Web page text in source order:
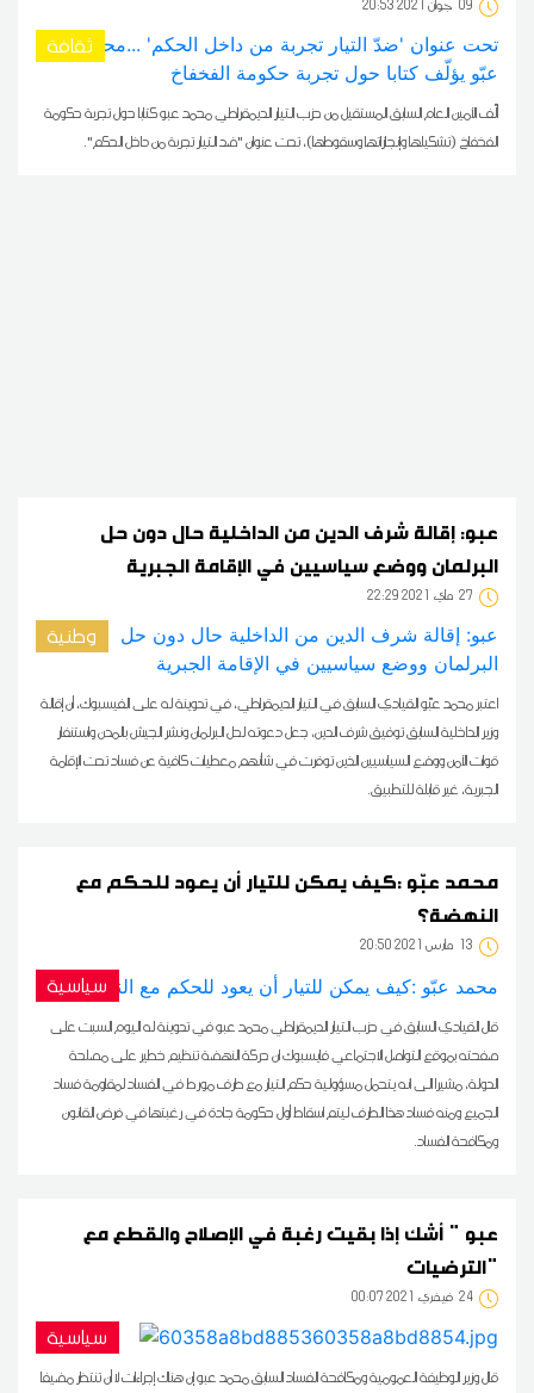
09 20:53 2021 جوان
ثقافة
ألّف الأمين العام السابق المستقيل من حزب التيار الديمقراطي محمد عبو كتابا حول تجربة حكومة
الفخفاخ (تشكيلها وإنجازاتها وسقوطها)، تحت عنوان "ضد التيار تجربة من داخل الحكم".
عبو: إقالة شرف الدين من الداخلية حال دون حل
البرلمان ووضع سياسيين في الإقامة الجبرية
27 22:29 2021 ماي
وطنية
اعتبر محمد عبّو القيادي السابق في التيار الديمقراطي، في تدوينة له على الفيسبوك، أن إقالة
وزير الداخلية السابق توفيق شرف الدين، جعل دعوته لحل البرلمان ونشر الجيش بالمدن واستنفار
قوات الأمن ووضع السياسيين الذين توفرت في شأنهم معطيات كافية عن فساد تحت الإقامة
الجبرية، غير قابلة للتطبيق.
محمد عبّو :كيف يمكن للتيار أن يعود للحكم مع
النهضة؟
13 20:50 2021 مارس
سياسية
قال القيادي السابق في حزب التيار الديمقراطي محمد عبو في تدوينة له اليوم السبت على
صفحته بموقع التواصل الاجتماعي فايسبوك ان حركة النهضة تنظيم خطير على مصلحة
الدولة، مشيرا الى انه يتحمل مسؤولية حكم التيار مع طرف مورط في الفساد لمقاومة فساد
الجميع ومنه فساد هذا الطرف ليتم اسقاط أول حكومة جادة في رغبتها في فرض القانون
ومكافحة الفساد.
عبو " أشك إذا بقيت رغبة في الإصلاح والقطع مع
الترضيات"
24 00:07 2021 فيفري
سياسية
قال وزير الوظيفة العمومية ومكافحة الفساد السابق محمد عبو إن هناك إجراءات لا أن تنتظر مضيفا